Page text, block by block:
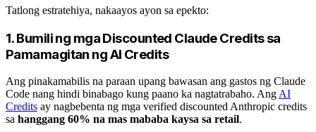
Tatlong estratehiya, nakaayos ayon sa epekto:
1. Bumili ng mga Discounted Claude Credits sa
Pamamagitan ng AI Credits
Ang pinakamabilis na paraan upang bawasan ang gastos ng Claude
Code nang hindi binabago kung paano ka nagtatrabaho. Ang AI
Credits ay nagbebenta ng mga verified discounted Anthropic credits
sa hanggang 60% na mas mababa kaysa sa retail.